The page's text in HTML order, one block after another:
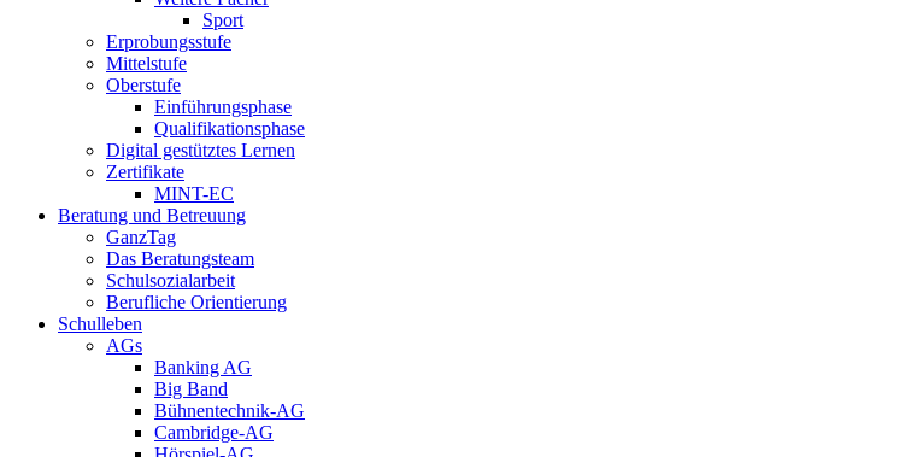
Sport
Erprobungsstufe
Mittelstufe
Oberstufe
Einführungsphase
Qualifikationsphase
Digital gestütztes Lernen
Zertifikate
MINT-EC
Beratung und Betreuung
GanzTag
Das Beratungsteam
Schulsozialarbeit
Berufliche Orientierung
Schulleben
AGs
Banking AG
Big Band
Bühnentechnik-AG
Cambridge-AG